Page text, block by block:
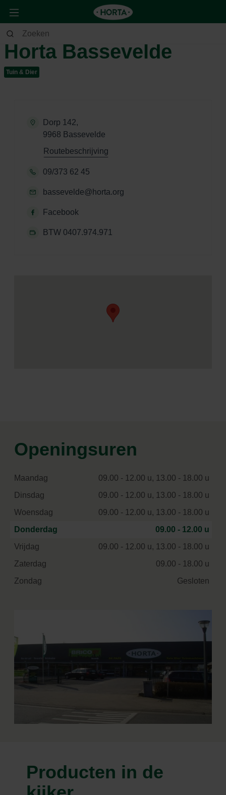
Horta Bassevelde
Tuin & Dier
Dorp 142,
9968 Bassevelde
Routebeschrijving
09/373 62 45
bassevelde@horta.org
Facebook
BTW 0407.974.971
Openingsuren
Maandag
09.00 - 12.00 u, 13.00 - 18.00 u
Dinsdag
09.00 - 12.00 u, 13.00 - 18.00 u
Woensdag
09.00 - 12.00 u, 13.00 - 18.00 u
Donderdag
09.00 - 12.00 u
Vrijdag
09.00 - 12.00 u, 13.00 - 18.00 u
Zaterdag
09.00 - 18.00 u
Zondag
Gesloten
Producten in de